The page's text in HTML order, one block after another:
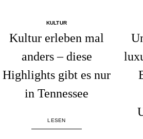
KULTUR
Kultur erleben mal
anders – diese
Highlights gibt es nur
in Tennessee
LESEN